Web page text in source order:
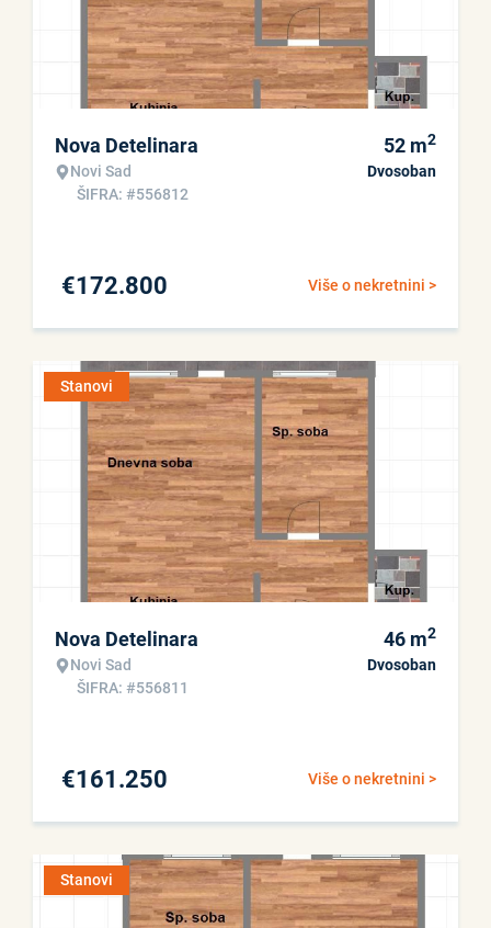
Nova Detelinara
Novi Sad
ŠIFRA: #556812
52 m2
Dvosoban
Više o nekretnini >
€172.800
Stanovi
Nova Detelinara
Novi Sad
ŠIFRA: #556811
46 m2
Dvosoban
Više o nekretnini >
€161.250
Stanovi